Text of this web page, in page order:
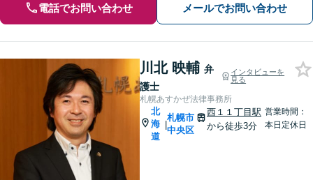
電話でお問い合わせ メールでお問い合わせ
川北 映輔 弁
護士
インタビューを
見る
札幌あすかぜ法律事務所
北
海
道
|
札幌市
中央区
西１１丁目駅
から徒歩3分
営業時間：
本日定休日